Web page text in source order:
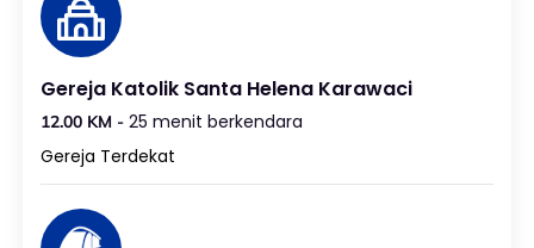
Gereja Katolik Santa Helena Karawaci
12.00 KM - 25 menit berkendara
Gereja Terdekat